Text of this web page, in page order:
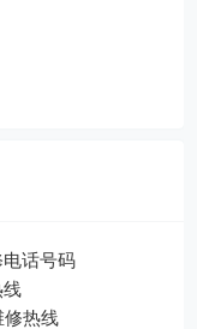
话号码
线
修热线